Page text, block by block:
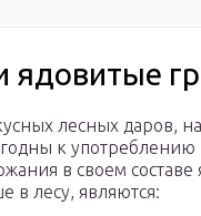
ядовитые
лесных даров,
к употреблению
в своем
в лесу, являются: